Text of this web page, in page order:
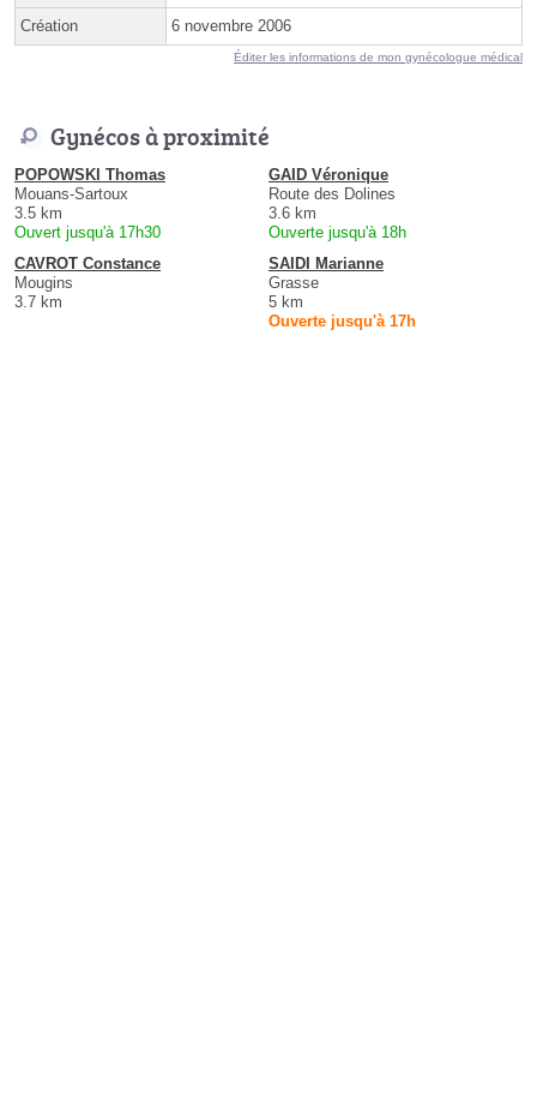
Création 6 novembre 2006
Éditer les informations de mon gynécologue médical
Gynécos à proximité
POPOWSKI Thomas
Mouans-Sartoux
3.5 km
Ouvert jusqu'à 17h30
GAID Véronique
Route des Dolines
3.6 km
Ouverte jusqu'à 18h
CAVROT Constance
Mougins
3.7 km
SAIDI Marianne
Grasse
5 km
Ouverte jusqu'à 17h